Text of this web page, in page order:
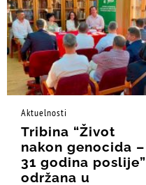
Aktuelnosti
Tribina “Život
nakon genocida –
31 godina poslije”
održana u